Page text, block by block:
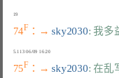
74F ：→ sky2030: 我多
5.113 06/09 16:20
75F ：→ sky2030: 在乱